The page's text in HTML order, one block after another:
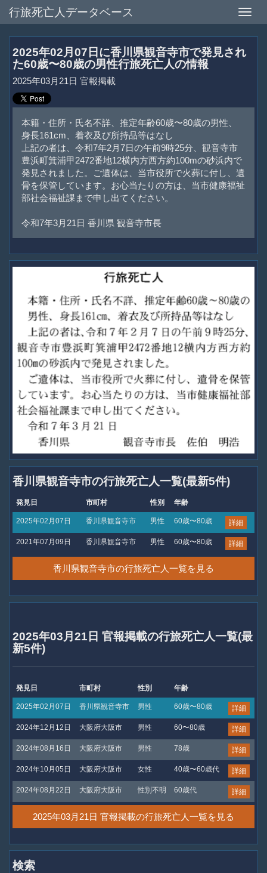
Toggle
行旅死亡人データベース
2025年02月07日に香川県観音寺市で発見され
た60歳〜80歳の男性行旅死亡人の情報
2025年03月21日 官報掲載
本籍・住所・氏名不詳、推定年齢60歳〜80歳の男性、
身長161cm、着衣及び所持品等はなし
上記の者は、令和7年2月7日の午前9時25分、観音寺市
豊浜町箕浦甲2472番地12横内方西方約100mの砂浜内で
発見されました。ご遺体は、当市役所で火葬に付し、遺
骨を保管しています。お心当たりの方は、当市健康福祉
部社会福祉課まで申し出てください。
令和7年3月21日 香川県 観音寺市長
香川県観音寺市の行旅死亡人一覧(最新5件)
発見日 市町村 性別 年齢
2025年02月07日 香川県観音寺市 男性 60歳〜80歳 詳細
2021年07月09日 香川県観音寺市 男性 60歳〜80歳 詳細
香川県観音寺市の行旅死亡人一覧を見る
2025年03月21日 官報掲載の行旅死亡人一覧(最
新5件)
発見日 市町村 性別 年齢
2025年02月07日 香川県観音寺市 男性 60歳〜80歳 詳細
2024年12月12日 大阪府大阪市 男性 60〜80歳 詳細
2024年08月16日 大阪府大阪市 男性 78歳 詳細
2024年10月05日 大阪府大阪市 女性 40歳〜60歳代 詳細
2024年08月22日 大阪府大阪市 性別不明 60歳代 詳細
2025年03月21日 官報掲載の行旅死亡人一覧を見る
検索